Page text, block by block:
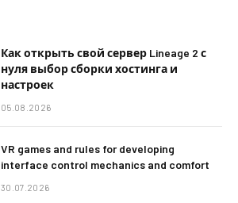
Как открыть свой сервер Lineage 2 с
нуля выбор сборки хостинга и
настроек
05.08.2026
VR games and rules for developing
interface control mechanics and comfort
30.07.2026